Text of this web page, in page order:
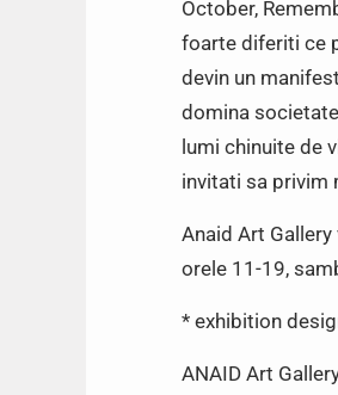
October,
foarte diferiti ce
devin un
domina
lumi chinuite de
invitati sa privim
Anaid Art
orele 11-19,
* exhibition
ANAID Art